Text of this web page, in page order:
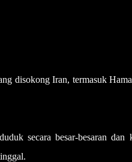
disokong Iran, termasuk
secara besar-besaran dan